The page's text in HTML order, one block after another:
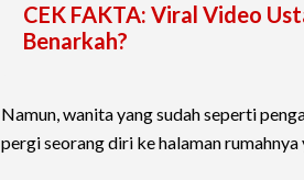
CEK FAKTA: Viral Video
Benarkah?
Namun, wanita yang sudah seperti
pergi seorang diri ke halaman rumahnya